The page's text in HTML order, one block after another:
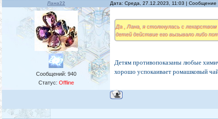
Лана22 Дата: Среда, 27.12.2023, 11:03 |
Сообщений: 940
Статус: Offline
Да , Лана, я столкнулась с
детей действие его вызывало либо
Детям противопоказаны любые
хорошо успокаивает ромашковый